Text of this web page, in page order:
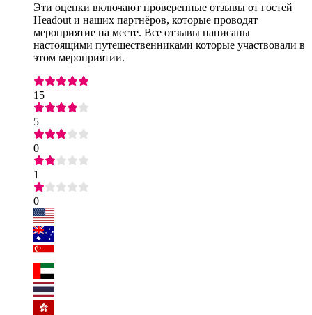
Эти оценки включают проверенные отзывы от гостей
Headout и наших партнёров, которые проводят
мероприятие на месте. Все отзывы написаны
настоящими путешественниками которые участвовали в
этом мероприятии.
15
5
0
1
0